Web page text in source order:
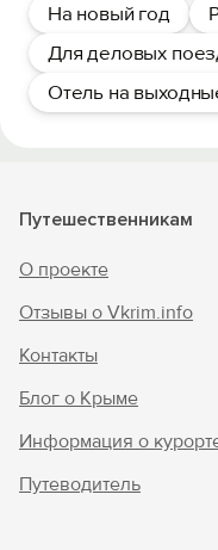
На новый год
Для деловых
Отель на
Путешественникам
О проекте
Отзывы о Vkrim.info
Контакты
Блог о Крыме
Информация о
Путеводитель